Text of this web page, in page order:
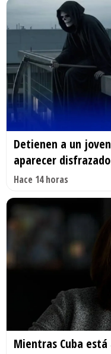
Detienen a un
aparecer
Hace 14 horas
Mientras Cuba